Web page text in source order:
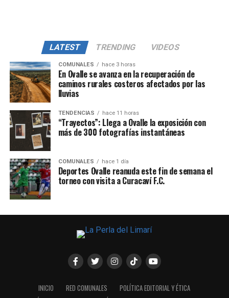
LATEST TRENDING VIDEOS
COMUNALES hace 3 horas
En Ovalle se avanza en la recuperación de
caminos rurales costeros afectados por las
lluvias
TENDENCIAS hace 11 horas
“Trayectos”: Llega a Ovalle la exposición con
más de 300 fotografías instantáneas
COMUNALES hace 1 día
Deportes Ovalle reanuda este fin de semana el
torneo con visita a Curacaví F.C.
INICIO RED COMUNALES
POLÍTICA EDITORIAL Y ÉTICA